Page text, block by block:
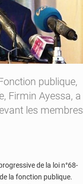
publique,
Firmin Ayessa, a
les membres
de la loi n°68-
la fonction publique.